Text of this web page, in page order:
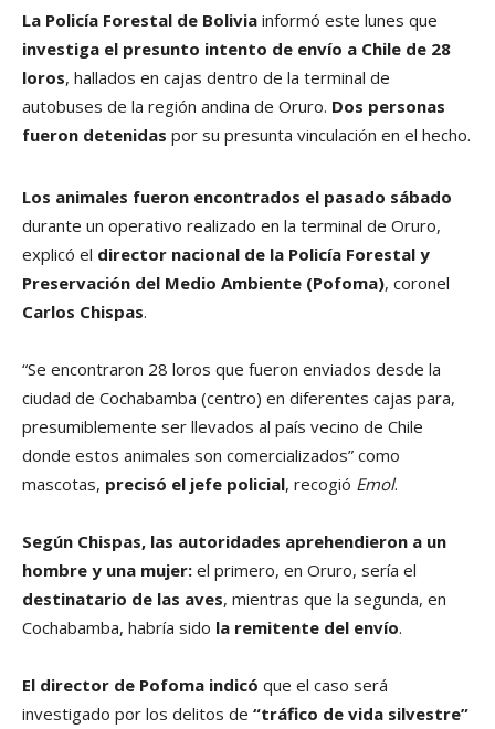
La Policía Forestal de Bolivia informó este lunes que
investiga el presunto intento de envío a Chile de 28
loros, hallados en cajas dentro de la terminal de
autobuses de la región andina de Oruro. Dos personas
fueron detenidas por su presunta vinculación en el hecho.
Los animales fueron encontrados el pasado sábado
durante un operativo realizado en la terminal de Oruro,
explicó el director nacional de la Policía Forestal y
Preservación del Medio Ambiente (Pofoma), coronel
Carlos Chispas.
“Se encontraron 28 loros que fueron enviados desde la
ciudad de Cochabamba (centro) en diferentes cajas para,
presumiblemente ser llevados al país vecino de Chile
donde estos animales son comercializados” como
mascotas, precisó el jefe policial, recogió Emol.
Según Chispas, las autoridades aprehendieron a un
hombre y una mujer: el primero, en Oruro, sería el
destinatario de las aves, mientras que la segunda, en
Cochabamba, habría sido la remitente del envío.
El director de Pofoma indicó que el caso será
investigado por los delitos de “tráfico de vida silvestre”